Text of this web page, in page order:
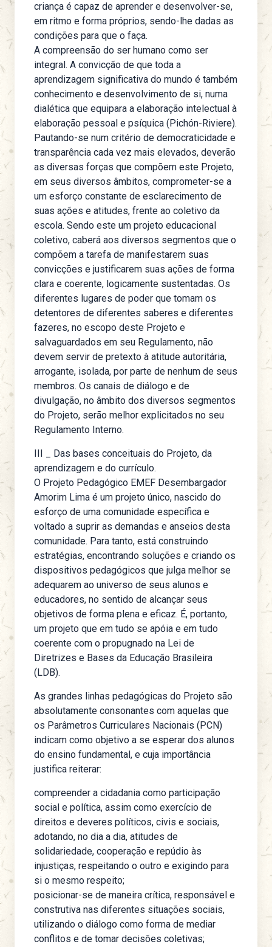
criança é capaz de aprender e desenvolver-se,
em ritmo e forma próprios, sendo-lhe dadas as
condições para que o faça.
A compreensão do ser humano como ser
integral. A convicção de que toda a
aprendizagem significativa do mundo é também
conhecimento e desenvolvimento de si, numa
dialética que equipara a elaboração intelectual à
elaboração pessoal e psíquica (Pichón-Riviere).
Pautando-se num critério de democraticidade e
transparência cada vez mais elevados, deverão
as diversas forças que compõem este Projeto,
em seus diversos âmbitos, comprometer-se a
um esforço constante de esclarecimento de
suas ações e atitudes, frente ao coletivo da
escola. Sendo este um projeto educacional
coletivo, caberá aos diversos segmentos que o
compõem a tarefa de manifestarem suas
convicções e justificarem suas ações de forma
clara e coerente, logicamente sustentadas. Os
diferentes lugares de poder que tomam os
detentores de diferentes saberes e diferentes
fazeres, no escopo deste Projeto e
salvaguardados em seu Regulamento, não
devem servir de pretexto à atitude autoritária,
arrogante, isolada, por parte de nenhum de seus
membros. Os canais de diálogo e de
divulgação, no âmbito dos diversos segmentos
do Projeto, serão melhor explicitados no seu
Regulamento Interno.
III _ Das bases conceituais do Projeto, da
aprendizagem e do currículo.
O Projeto Pedagógico EMEF Desembargador
Amorim Lima é um projeto único, nascido do
esforço de uma comunidade específica e
voltado a suprir as demandas e anseios desta
comunidade. Para tanto, está construindo
estratégias, encontrando soluções e criando os
dispositivos pedagógicos que julga melhor se
adequarem ao universo de seus alunos e
educadores, no sentido de alcançar seus
objetivos de forma plena e eficaz. É, portanto,
um projeto que em tudo se apóia e em tudo
coerente com o propugnado na Lei de
Diretrizes e Bases da Educação Brasileira
(LDB).
As grandes linhas pedagógicas do Projeto são
absolutamente consonantes com aquelas que
os Parâmetros Curriculares Nacionais (PCN)
indicam como objetivo a se esperar dos alunos
do ensino fundamental, e cuja importância
justifica reiterar:
compreender a cidadania como participação
social e política, assim como exercício de
direitos e deveres políticos, civis e sociais,
adotando, no dia a dia, atitudes de
solidariedade, cooperação e repúdio às
injustiças, respeitando o outro e exigindo para
si o mesmo respeito;
posicionar-se de maneira crítica, responsável e
construtiva nas diferentes situações sociais,
utilizando o diálogo como forma de mediar
conflitos e de tomar decisões coletivas;